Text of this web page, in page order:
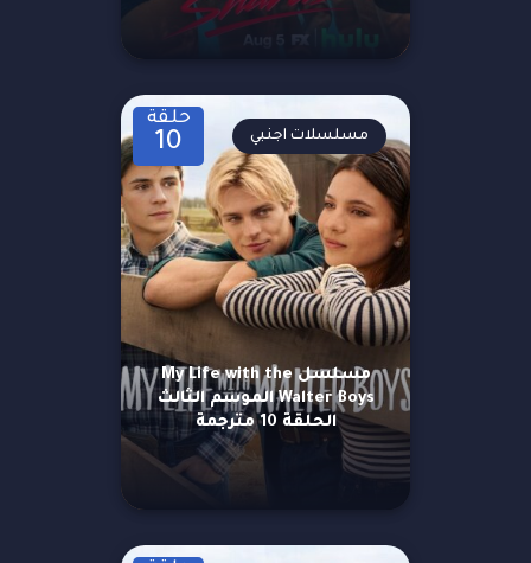
حلقة
10
مسلسل My Life with the
Walter Boys الموسم الثالث
الحلقة 10 مترجمة
مسلسلات اجنبي